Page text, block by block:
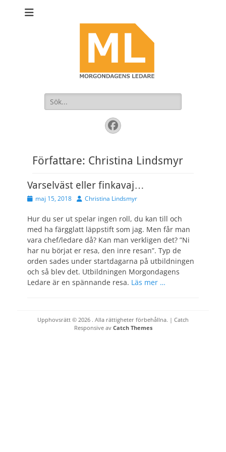
Sök
efter:
Facebook
Författare: Christina Lindsmyr
Varselväst eller finkavaj…
Publicerad
maj 15, 2018 Författare
Christina Lindsmyr
Hur du ser ut spelar ingen roll, du kan till och
med ha färgglatt läppstift som jag. Men får man
vara chef/ledare då? Kan man verkligen det? ”Ni
har nu börjat er resa, den inre resan”. Typ de
orden sades under startdagarna på utbildningen
och så blev det. Utbildningen Morgondagens
Ledare är en spännande resa. Läs mer …
Upphovsrätt © 2026 . Alla rättigheter förbehållna. | Catch
Responsive av Catch Themes